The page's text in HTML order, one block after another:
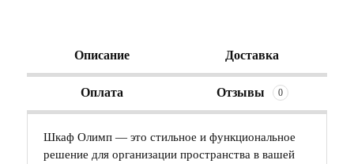
Описание Доставка
Оплата Отзывы 0
Шкаф Олимп — это стильное и функциональное
решение для организации пространства в вашей